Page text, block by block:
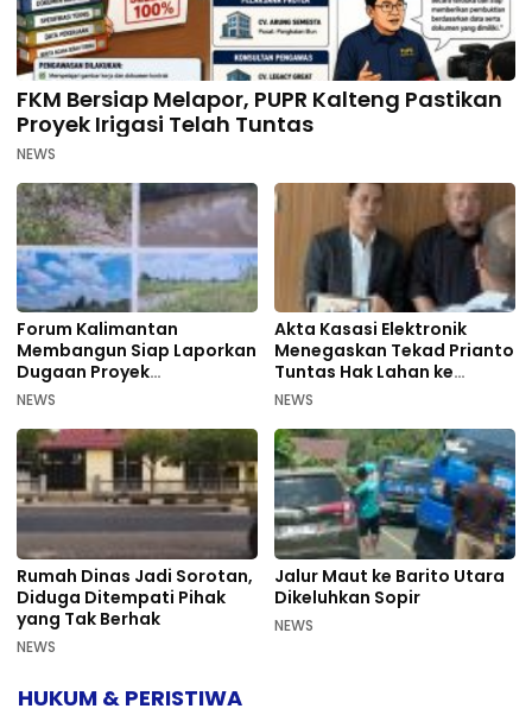
FKM Bersiap Melapor, PUPR Kalteng Pastikan
Proyek Irigasi Telah Tuntas
NEWS
Forum Kalimantan
Membangun Siap Laporkan
Dugaan Proyek
Bermasalah PUPR Kalteng
NEWS
Akta Kasasi Elektronik
Menegaskan Tekad Prianto
Tuntas Hak Lahan ke
Mahkamah Agung
NEWS
Rumah Dinas Jadi Sorotan,
Diduga Ditempati Pihak
yang Tak Berhak
NEWS
Jalur Maut ke Barito Utara
Dikeluhkan Sopir
NEWS
HUKUM & PERISTIWA